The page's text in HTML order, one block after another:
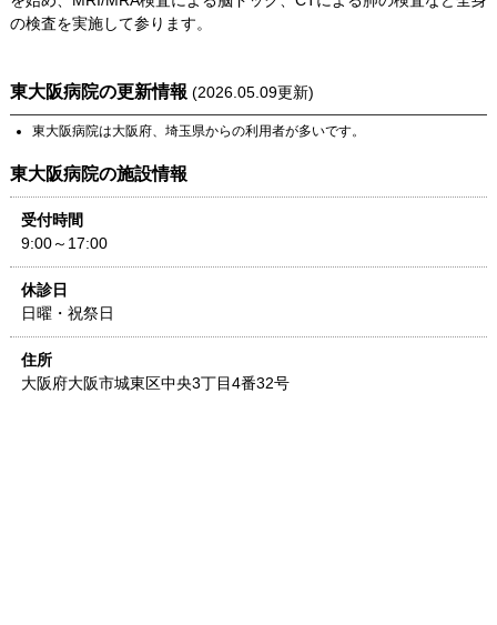
の検査を実施して参ります。
東大阪病院の更新情報 (2026.05.09更新)
東大阪病院は大阪府、 埼玉県からの利用者が多いです。
東大阪病院の施設情報
受付時間
9:00～17:00
休診日
日曜・祝祭日
住所
大阪府大阪市城東区中央3丁目4番32号